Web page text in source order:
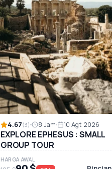
4.67(3) 8 Jam 10 Agt 2026
EXPLORE EPHESUS : SMALL
GROUP TOUR
HARGA AWAL